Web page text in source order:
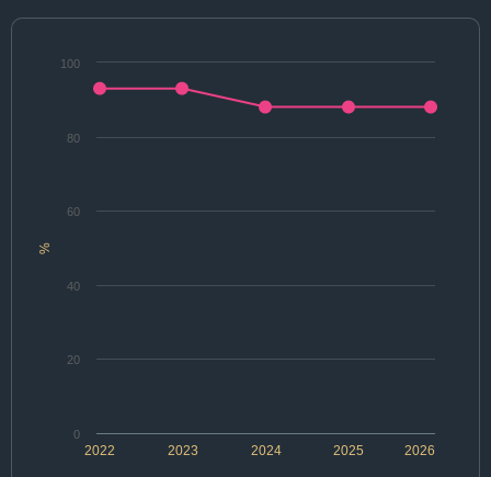
%
2022 2024 2026
2023 2025
0
20
40
60
80
100